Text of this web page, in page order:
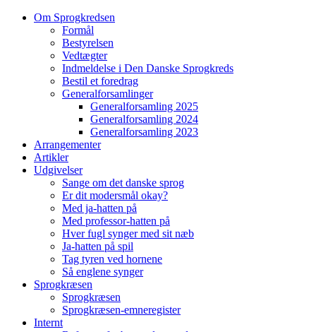
Om Sprogkredsen
Formål
Bestyrelsen
Vedtægter
Indmeldelse i Den Danske Sprogkreds
Bestil et foredrag
Generalforsamlinger
Generalforsamling 2025
Generalforsamling 2024
Generalforsamling 2023
Arrangementer
Artikler
Udgivelser
Sange om det danske sprog
Er dit modersmål okay?
Med ja-hatten på
Med professor-hatten på
Hver fugl synger med sit næb
Ja-hatten på spil
Tag tyren ved hornene
Så englene synger
Sprogkræsen
Sprogkræsen
Sprogkræsen-emneregister
Internt